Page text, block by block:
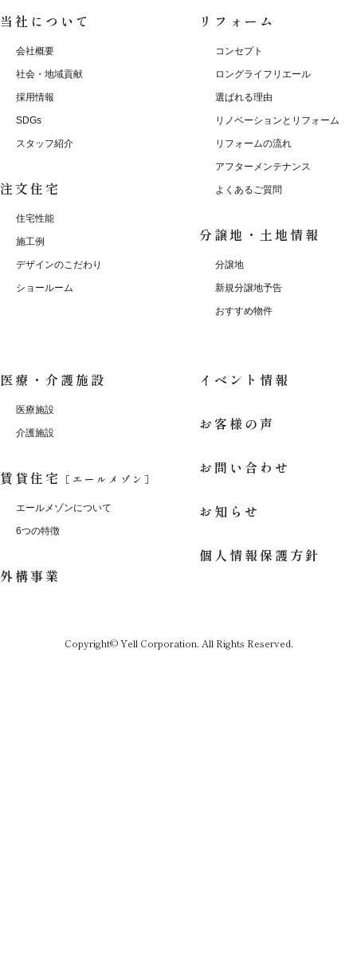
当社について
会社概要
社会・地域貢献
採用情報
SDGs
スタッフ紹介
注文住宅
住宅性能
施工例
デザインのこだわり
ショールーム
リフォーム
コンセプト
ロングライフリエール
選ばれる理由
リノベーションとリフォーム
リフォームの流れ
アフターメンテナンス
よくあるご質問
分譲地・土地情報
分譲地
新規分譲地予告
おすすめ物件
医療・介護施設
医療施設
介護施設
賃貸住宅 ［エールメゾン］
エールメゾンについて
6つの特徴
外構事業
イベント情報
お客様の声
お問い合わせ
お知らせ
個人情報保護方針
Copyright© Yell Corporation. All Rights Reserved.